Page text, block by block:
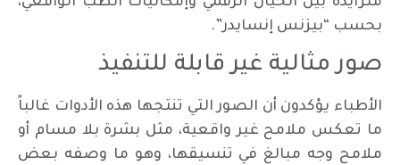
بحسب “بيزنس إنسايدر”.
صور مثالية غير قابلة للتنفيذ
الأطباء يؤكدون أن الصور التي تنتجها هذه الأدوات غالباً
ما تعكس ملامح غير واقعية، مثل بشرة بلا مسام أو
ملامح وجه مبالغ في تنسيقها، وهو ما وصفه بعض